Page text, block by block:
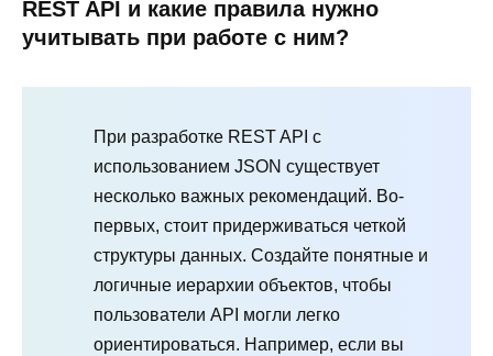
REST API и какие правила нужно
учитывать при работе с ним?
При разработке REST API с
использованием JSON существует
несколько важных рекомендаций. Во-
первых, стоит придерживаться четкой
структуры данных. Создайте понятные и
логичные иерархии объектов, чтобы
пользователи API могли легко
ориентироваться. Например, если вы